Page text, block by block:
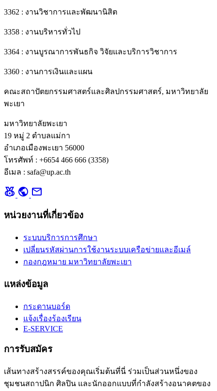
3362 : งานวิชาการและพัฒนานิสิต
3358 : งานบริหารทั่วไป
3364 : งานบูรณาการพันธกิจ วิจัยและบริการวิชาการ
3360 : งานการเงินและแผน
คณะสถาปัตยกรรมศาสตร์และศิลปกรรมศาสตร์, มหาวิทยาลัย
พะเยา
มหาวิทยาลัยพะเยา
19 หมู่ 2 ตำบลแม่กา
อำเภอเมืองพะเยา 56000
โทรศัพท์ : +6654 466 666 (3358)
อีเมล : safa@up.ac.th
social_leaderboard public mail
หน่วยงานที่เกี่ยวข้อง
ระบบบริการการศึกษา
เปลี่ยนรหัสผ่านการใช้งานระบบเครือข่ายและอีเมล์
กองกฎหมาย มหาวิทยาลัยพะเยา
แหล่งข้อมูล
กระดานบอร์ด
แจ้งเรื่องร้องเรียน
E-SERVICE
การรับสมัคร
เส้นทางสร้างสรรค์ของคุณเริ่มต้นที่นี่ ร่วมเป็นส่วนหนึ่งของ
ชุมชนสถาปนิก ศิลปิน และนักออกแบบที่กำลังสร้างอนาคตของ